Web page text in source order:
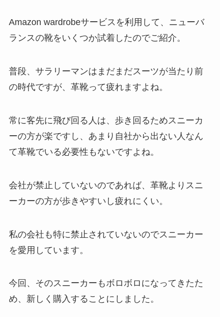
Amazon wardrobeサービスを利用して、ニューバ
ランスの靴をいくつか試着したのでご紹介。
普段、サラリーマンはまだまだスーツが当たり前
の時代ですが、革靴って疲れますよね。
常に客先に飛び回る人は、歩き回るためスニーカ
ーの方が楽ですし、あまり自社から出ない人なん
て革靴でいる必要性もないですよね。
会社が禁止していないのであれば、革靴よりスニ
ーカーの方が歩きやすいし疲れにくい。
私の会社も特に禁止されていないのでスニーカー
を愛用しています。
今回、そのスニーカーもボロボロになってきたた
め、新しく購入することにしました。